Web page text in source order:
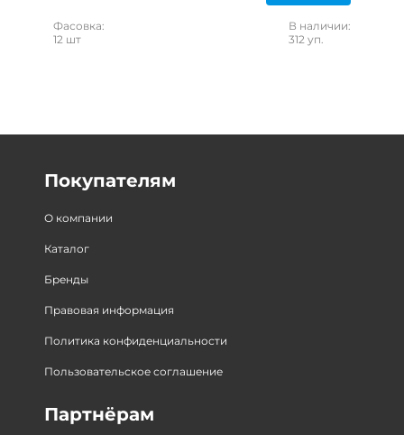
Фасовка:
12 шт
В наличии:
312 уп.
Покупателям
О компании
Каталог
Бренды
Правовая информация
Политика конфиденциальности
Пользовательское соглашение
Партнёрам